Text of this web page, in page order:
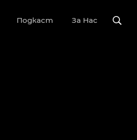
Подкаст За Нас